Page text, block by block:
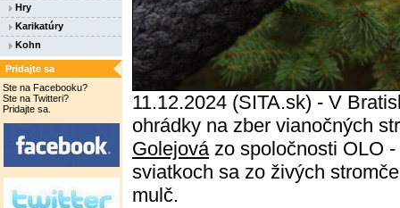
Hry
Karikatúry
Kohn
Pridajte sa
Ste na Facebooku?
Ste na Twitteri?
Pridajte sa.
11.12.2024 (SITA.sk) - V
ohrádky na zber vianočných
Golejovázo spoločnosti OLO
sviatkoch sa zo živých
mulč.